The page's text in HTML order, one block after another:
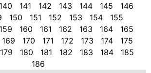
140 141 142 143 144 145
146
150 151 152 153 154
155
159 160 161 162 163 164
165
169 170 171 172 173 174
175
179 180 181 182 183 184
185
186